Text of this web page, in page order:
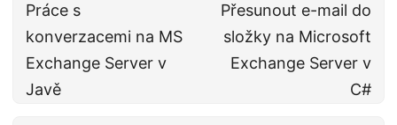
Práce s
konverzacemi na MS
Exchange Server v
Javě
Přesunout e-mail do
složky na Microsoft
Exchange Server v
C#